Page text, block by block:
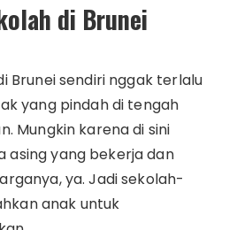
di Brunei
Brunei sendiri nggak terlalu
yang pindah di tengah
Mungkin karena di sini
asing yang bekerja dan
ya. Jadi sekolah-
anak untuk